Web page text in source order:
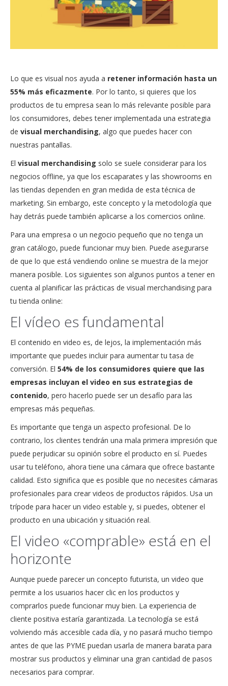
Lo que es visual nos ayuda a retener información hasta un
55% más eficazmente. Por lo tanto, si quieres que los
productos de tu empresa sean lo más relevante posible para
los consumidores, debes tener implementada una estrategia
de visual merchandising, algo que puedes hacer con
nuestras pantallas.
El visual merchandising solo se suele considerar para los
negocios offline, ya que los escaparates y las showrooms en
las tiendas dependen en gran medida de esta técnica de
marketing. Sin embargo, este concepto y la metodología que
hay detrás puede también aplicarse a los comercios online.
Para una empresa o un negocio pequeño que no tenga un
gran catálogo, puede funcionar muy bien. Puede asegurarse
de que lo que está vendiendo online se muestra de la mejor
manera posible. Los siguientes son algunos puntos a tener en
cuenta al planificar las prácticas de visual merchandising para
tu tienda online:
El vídeo es fundamental
El contenido en video es, de lejos, la implementación más
importante que puedes incluir para aumentar tu tasa de
conversión. El 54% de los consumidores quiere que las
empresas incluyan el video en sus estrategias de
contenido, pero hacerlo puede ser un desafío para las
empresas más pequeñas.
Es importante que tenga un aspecto profesional. De lo
contrario, los clientes tendrán una mala primera impresión que
puede perjudicar su opinión sobre el producto en sí. Puedes
usar tu teléfono, ahora tiene una cámara que ofrece bastante
calidad. Esto significa que es posible que no necesites cámaras
profesionales para crear videos de productos rápidos. Usa un
trípode para hacer un video estable y, si puedes, obtener el
producto en una ubicación y situación real.
El video «comprable» está en el
horizonte
Aunque puede parecer un concepto futurista, un video que
permite a los usuarios hacer clic en los productos y
comprarlos puede funcionar muy bien. La experiencia de
cliente positiva estaría garantizada. La tecnología se está
volviendo más accesible cada día, y no pasará mucho tiempo
antes de que las PYME puedan usarla de manera barata para
mostrar sus productos y eliminar una gran cantidad de pasos
necesarios para comprar.